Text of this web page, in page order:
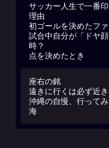
サッカー人生で一番
理由
初ゴールを決めたフ
試合中自分が「ドヤ
時？
点を決めたとき
座右の銘
遠きに行くは必ず近
沖縄の自慢、行って
海